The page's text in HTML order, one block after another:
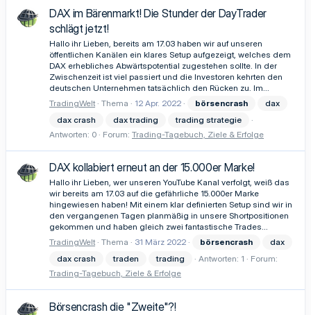
DAX im Bärenmarkt! Die Stunder der DayTrader
schlägt jetzt!
Hallo ihr Lieben, bereits am 17.03 haben wir auf unseren
öffentlichen Kanälen ein klares Setup aufgezeigt, welches dem
DAX erhebliches Abwärtspotential zugestehen sollte. In der
Zwischenzeit ist viel passiert und die Investoren kehrten den
deutschen Unternehmen tatsächlich den Rücken zu. Im...
TradingWelt Thema 12 Apr. 2022 börsencrash
dax
dax crash
dax trading
trading strategie
Antworten: 0
Forum: Trading-Tagebuch, Ziele & Erfolge
DAX kollabiert erneut an der 15.000er Marke!
Hallo ihr Lieben, wer unseren YouTube Kanal verfolgt, weiß das
wir bereits am 17.03 auf die gefährliche 15.000er Marke
hingewiesen haben! Mit einem klar definierten Setup sind wir in
den vergangenen Tagen planmäßig in unsere Shortpositionen
gekommen und haben gleich zwei fantastische Trades...
TradingWelt Thema 31 März 2022 börsencrash
dax
dax crash
traden trading Antworten: 1
Forum:
Trading-Tagebuch, Ziele & Erfolge
Börsencrash die "Zweite"?!